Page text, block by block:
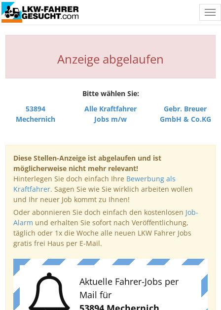
Anzeige abgelaufen
Bitte wählen Sie:
53894
Mechernich
Alle Kraftfahrer
Jobs m/w
Gebr. Breuer
GmbH & Co.KG
Diese Stellen-Anzeige ist abgelaufen und ist
möglicherweise nicht mehr relevant!
Hinterlegen Sie doch einfach Ihre Bewerbung als
Kraftfahrer. Sagen Sie wie Sie wirklich arbeiten wollen
und Ihr neuer Job kommt zu Ihnen!
Oder abonnieren Sie doch einfach den kostenlosen Job-
Alarm und erhalten Sie sofort nach Veröffentlichung,
täglich oder 1x die Woche alle neuen LKW Fahrer Jobs
gratis frei Haus per E-Mail.
Aktuelle Fahrer-Jobs per
Mail für